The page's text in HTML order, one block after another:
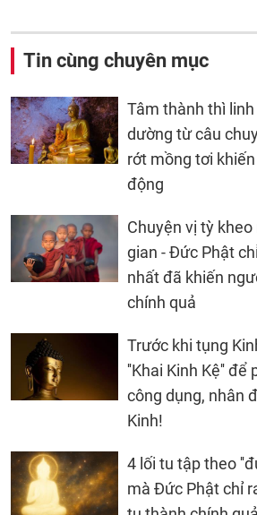
Tin cùng chuyên mục
Tâm thành thì linh
dường từ câu
rớt mồng tơi
động
Chuyện vị tỳ
gian - Đức Phật
nhất đã khiến
chính quả
Trước khi tụng
''Khai Kinh Kệ'' để
công dụng, nhân
Kinh!
4 lối tu tập theo
mà Đức Phật chỉ